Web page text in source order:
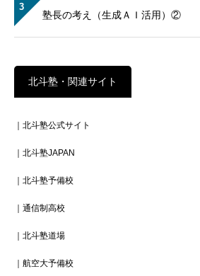
3
塾長の考え（生成ＡＩ活用）②
北斗塾・関連サイト
｜北斗塾公式サイト
｜北斗塾JAPAN
｜北斗塾予備校
｜通信制高校
｜北斗塾道場
｜航空大予備校